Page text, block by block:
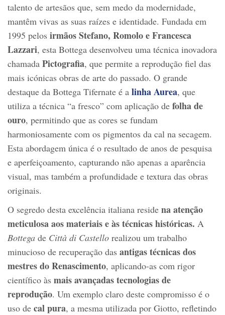
talento de artesãos que, sem medo da modernidade,
mantêm vivas as suas raízes e identidade. Fundada em
1995 pelos irmãos Stefano, Romolo e Francesca
Lazzari, esta Bottega desenvolveu uma técnica inovadora
chamada Pictografia, que permite a reprodução fiel das
mais icónicas obras de arte do passado. O grande
destaque da Bottega Tifernate é a linha Aurea, que
utiliza a técnica “a fresco” com aplicação de folha de
ouro, permitindo que as cores se fundam
harmoniosamente com os pigmentos da cal na secagem.
Esta abordagem única é o resultado de anos de pesquisa
e aperfeiçoamento, capturando não apenas a aparência
visual, mas também a profundidade e textura das obras
originais.
O segredo desta excelência italiana reside na atenção
meticulosa aos materiais e às técnicas históricas. A
Bottega de Città di Castello realizou um trabalho
minucioso de recuperação das antigas técnicas dos
mestres do Renascimento, aplicando-as com rigor
científico às mais avançadas tecnologias de
reprodução. Um exemplo claro deste compromisso é o
uso de cal pura, a mesma utilizada por Giotto, refletindo